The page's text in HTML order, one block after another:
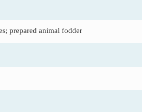
prepared animal fodder